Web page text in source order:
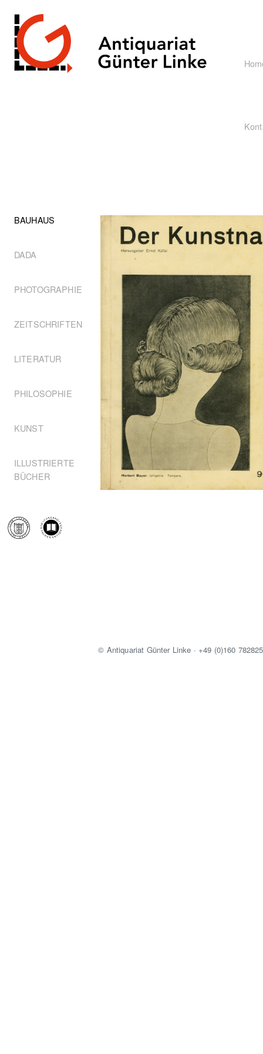
BAUHAUS
DADA
PHOTOGRAPHIE
ZEITSCHRIFTEN
LITERATUR
PHILOSOPHIE
KUNST
ILLUSTRIERTE
BÜCHER
© Antiquariat Günter Linke · +49 (0)160